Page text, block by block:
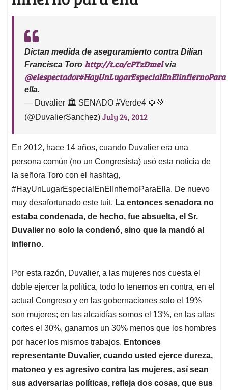
Dictan medida de aseguramiento contra Dilian
Francisca Toro http://t.co/cPTzDmelvía
@elespectador#HayUnLugarEspecialEnElinfiernoPara
ella.
— Duvalier 🏛️ SENADO #Verde4 🌻💚
(@DuvalierSanchez) July 24, 2012
En 2012, hace 14 años, cuando Duvalier era una
persona común (no un Congresista) usó esta noticia de
la señora Toro con el hashtag,
#HayUnLugarEspecialEnElInfiernoParaElla. De nuevo
muy desafortunado este tuit. La entonces senadora no
estaba condenada, de hecho, fue absuelta, el Sr.
Duvalier no solo la condenó, sino que la mandó al
infierno.
Por esta razón, Duvalier, a las mujeres nos cuesta el
doble ejercer la política, todo lo tenemos en contra, en el
actual Congreso y en las gobernaciones solo el 19%
son mujeres; en las alcaidías somos el 13%, en las altas
cortes el 30%, ganamos un 30% menos que los hombres
por hacer los mismos trabajos. Entonces
representante Duvalier, cuando usted ejerce dureza,
matoneo y es agresivo contra las mujeres, así sean
sus adversarias políticas, refleja dos cosas, que sus